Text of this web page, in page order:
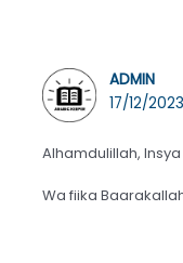
ADMIN
17/12/
Alhamdulillah,
Wa fiika